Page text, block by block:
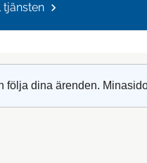
tjänsten
följa dina ärenden.